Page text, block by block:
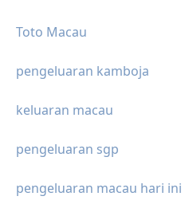
Toto Macau
pengeluaran kamboja
keluaran macau
pengeluaran sgp
pengeluaran macau hari ini